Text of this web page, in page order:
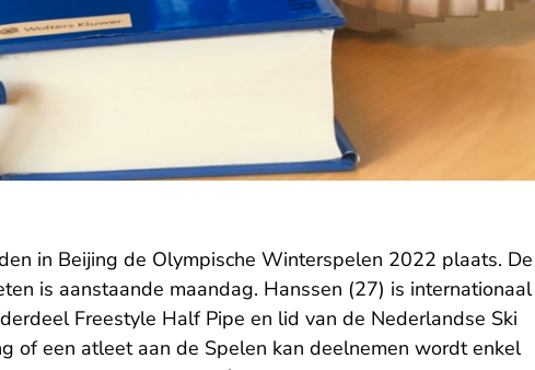
in Beijing de Olympische Winterspelen 2022 plaats. De
is aanstaande maandag. Hanssen (27) is internationaal
Freestyle Half Pipe en lid van de Nederlandse Ski
of een atleet aan de Spelen kan deelnemen wordt enkel